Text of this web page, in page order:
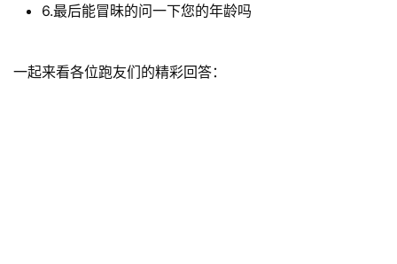
6.最后能冒昧的问一下您的年龄吗
一起来看各位跑友们的精彩回答：